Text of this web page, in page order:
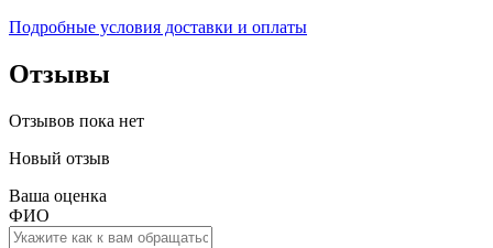
Подробные условия доставки и оплаты
Отзывы
Отзывов пока нет
Новый отзыв
Ваша оценка
ФИО